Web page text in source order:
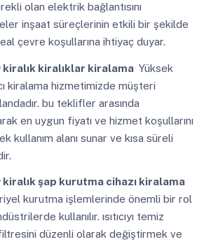
olan elektrik bağlantısını
inşaat süreçlerinin etkili bir şekilde
çevre koşullarına ihtiyaç duyar.
kiralık kiralıklar kiralama Yüksek
kiralama hizmetimizde müşteri
bu teklifler arasında
en uygun fiyatı ve hizmet koşullarını
kullanım alanı sunar ve kısa süreli
kiralık şap kurutma cihazı kiralama
kurutma işlemlerinde önemli bir rol
kullanılır. ısıtıcıyı temiz
düzenli olarak değiştirmek ve